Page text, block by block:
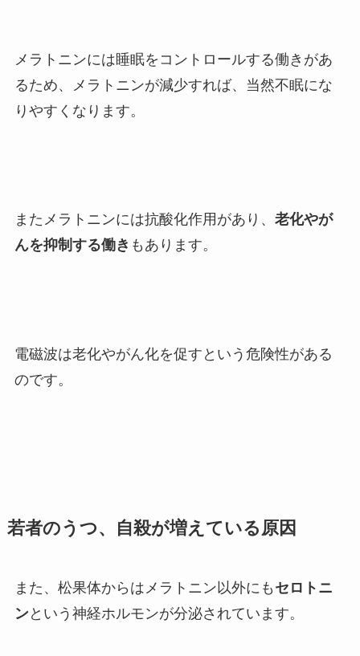
メラトニンには睡眠をコントロールする働きがあ
るため、メラトニンが減少すれば、当然不眠にな
りやすくなります。
またメラトニンには抗酸化作用があり、 老化やが
んを抑制する働き もあります。
電磁波は老化やがん化を促すという危険性がある
のです。
若者のうつ、自殺が増えている原因
また、松果体からはメラトニン以外にも セロトニ
ンという神経ホルモンが分泌されています。